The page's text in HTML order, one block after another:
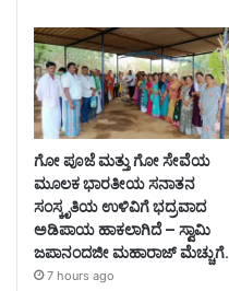
ಗೋ ಪೂಜೆ ಮತ್ತು ಗೋ ಸೇವೆಯ
ಮೂಲಕ ಭಾರತೀಯ ಸನಾತನ
ಸಂಸ್ಕೃತಿಯ ಉಳಿವಿಗೆ ಭದ್ರವಾದ
ಅಡಿಪಾಯ ಹಾಕಲಾಗಿದೆ – ಸ್ವಾಮಿ
ಜಪಾನಂದಜೀ ಮಹಾರಾಜ್ ಮೆಚ್ಚುಗೆ.
7 hours ago